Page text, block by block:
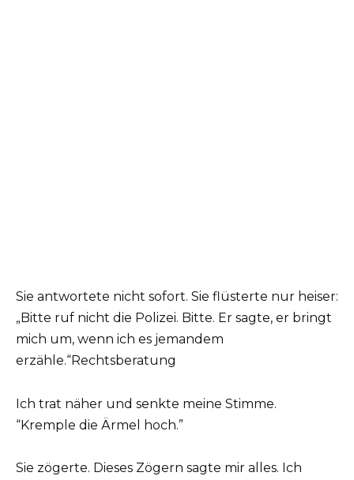
Sie antwortete nicht sofort. Sie flüsterte nur heiser:
„Bitte ruf nicht die Polizei. Bitte. Er sagte, er bringt
mich um, wenn ich es jemandem
erzähle.“Rechtsberatung
Ich trat näher und senkte meine Stimme.
“Kremple die Ärmel hoch.”
Sie zögerte. Dieses Zögern sagte mir alles. Ich